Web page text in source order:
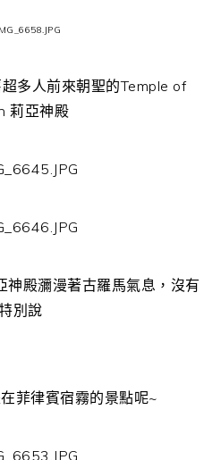
多人前來朝聖的Temple of
莉亞神殿
神殿瀰漫著古羅馬氣息，沒有
別說
菲律賓宿霧的景點呢~